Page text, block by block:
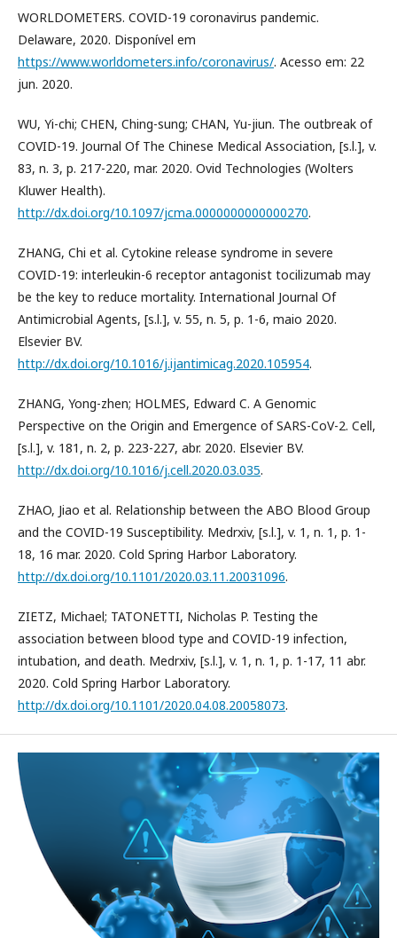
WORLDOMETERS. COVID-19 coronavirus pandemic.
Delaware, 2020. Disponível em
https://www.worldometers.info/coronavirus/. Acesso em: 22
jun. 2020.
WU, Yi-chi; CHEN, Ching-sung; CHAN, Yu-jiun. The outbreak of
COVID-19. Journal Of The Chinese Medical Association, [s.l.], v.
83, n. 3, p. 217-220, mar. 2020. Ovid Technologies (Wolters
Kluwer Health).
http://dx.doi.org/10.1097/jcma.0000000000000270.
ZHANG, Chi et al. Cytokine release syndrome in severe
COVID-19: interleukin-6 receptor antagonist tocilizumab may
be the key to reduce mortality. International Journal Of
Antimicrobial Agents, [s.l.], v. 55, n. 5, p. 1-6, maio 2020.
Elsevier BV.
http://dx.doi.org/10.1016/j.ijantimicag.2020.105954.
ZHANG, Yong-zhen; HOLMES, Edward C. A Genomic
Perspective on the Origin and Emergence of SARS-CoV-2. Cell,
[s.l.], v. 181, n. 2, p. 223-227, abr. 2020. Elsevier BV.
http://dx.doi.org/10.1016/j.cell.2020.03.035.
ZHAO, Jiao et al. Relationship between the ABO Blood Group
and the COVID-19 Susceptibility. Medrxiv, [s.l.], v. 1, n. 1, p. 1-
18, 16 mar. 2020. Cold Spring Harbor Laboratory.
http://dx.doi.org/10.1101/2020.03.11.20031096.
ZIETZ, Michael; TATONETTI, Nicholas P. Testing the
association between blood type and COVID-19 infection,
intubation, and death. Medrxiv, [s.l.], v. 1, n. 1, p. 1-17, 11 abr.
2020. Cold Spring Harbor Laboratory.
http://dx.doi.org/10.1101/2020.04.08.20058073.